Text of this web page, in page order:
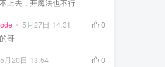
上去，开魔法也不行
5月27日 14:31
0
哥
5月20日 13:54
0